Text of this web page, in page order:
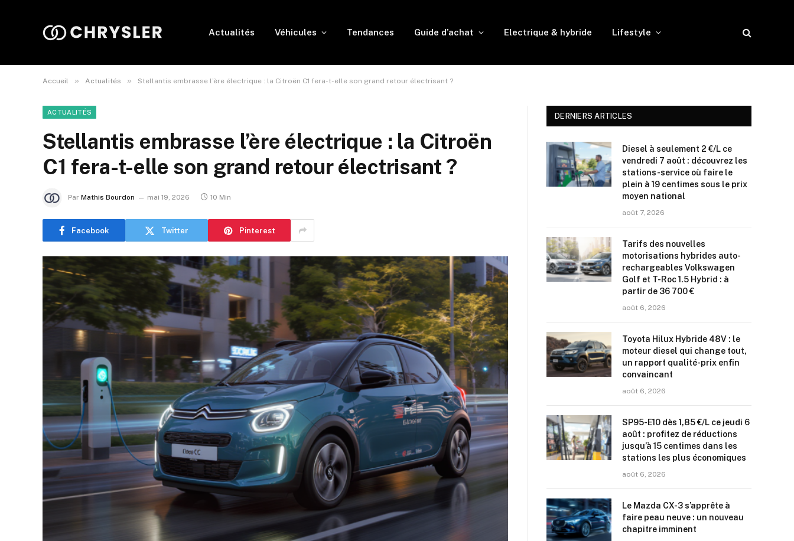
Actualités Véhicules Tendances Guide d’achat Electrique & hybride Lifestyle
Accueil » Actualités » Stellantis embrasse l’ère électrique : la Citroën C1 fera-t-elle son grand retour électrisant ?
ACTUALITÉS
Stellantis embrasse l’ère électrique : la Citroën
C1 fera-t-elle son grand retour électrisant ?
Par Mathis Bourdon mai 19, 2026 10 Min
Facebook Twitter Pinterest
DERNIERS ARTICLES
Diesel à seulement 2 €/L ce
vendredi 7 août : découvrez les
stations-service où faire le
plein à 19 centimes sous le prix
moyen national
août 7, 2026
Tarifs des nouvelles
motorisations hybrides auto-
rechargeables Volkswagen
Golf et T-Roc 1.5 Hybrid : à
partir de 36 700 €
août 6, 2026
Toyota Hilux Hybride 48V : le
moteur diesel qui change tout,
un rapport qualité-prix enfin
convaincant
août 6, 2026
SP95-E10 dès 1,85 €/L ce jeudi 6
août : profitez de réductions
jusqu’à 15 centimes dans les
stations les plus économiques
août 6, 2026
Le Mazda CX-3 s’apprête à
faire peau neuve : un nouveau
chapitre imminent